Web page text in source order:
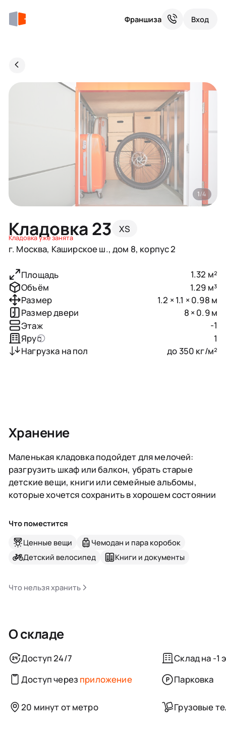
Франшиза Вход
Кладовка 23 XS
Кладовка уже занята
г. Москва, Каширское ш., дом 8, корпус 2
1/4
Площадь
1.32 м²
Объём
1.29 м³
Размер
1.2 × 1.1 × 0.98 м
Размер двери
8 × 0.9 м
Этаж
-1
Ярус
1
Нагрузка на пол
до 350 кг/м²
Хранение
Маленькая кладовка подойдет для мелочей:
разгрузить шкаф или балкон, убрать старые
детские вещи, книги или семейные альбомы,
которые хочется сохранить в хорошем состоянии
Что поместится
Ценные вещи
Чемодан и пара коробок
Детский велосипед
Книги и документы
Что нельзя хранить
О складе
Доступ 24/7
Склад на -1
Доступ через приложение Парковка
20 минут от метро Грузовые